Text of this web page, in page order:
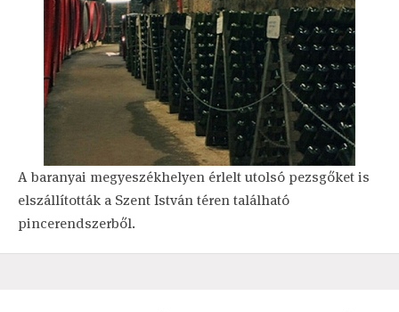
A baranyai megyeszékhelyen érlelt utolsó pezsgőket is
elszállították a Szent István téren található
pincerendszerből.